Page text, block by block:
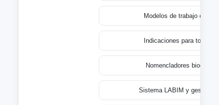
Modelos de trabajo en el
Indicaciones para toma
Nomencladores
Sistema LABIM y gestión